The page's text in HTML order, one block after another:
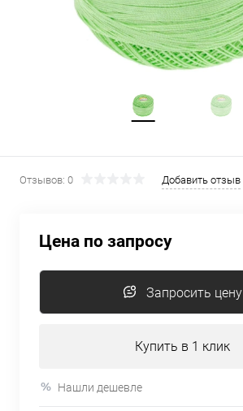
Отзывов: 0 Добавить отзыв
Цена по запросу
Запросить цену
Купить в 1 клик
Нашли дешевле